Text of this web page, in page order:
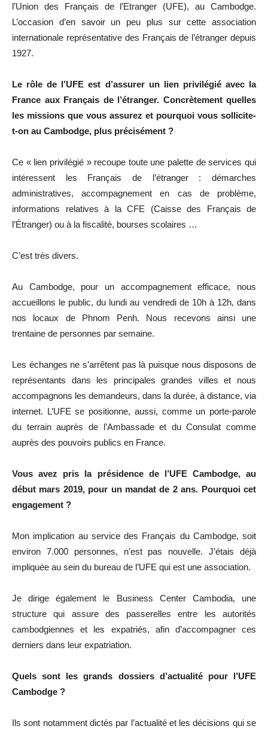
l’Union des Français de l’Etranger (UFE), au Cambodge.
L’occasion d’en savoir un peu plus sur cette association
internationale représentative des Français de l’étranger depuis
1927.
Le rôle de l’UFE est d’assurer un lien privilégié avec la
France aux Français de l’étranger. Concrètement quelles
les missions que vous assurez et pourquoi vous sollicite-
t-on au Cambodge, plus précisément ?
Ce « lien privilégié » recoupe toute une palette de services qui
intéressent les Français de l’étranger : démarches
administratives, accompagnement en cas de problème,
informations relatives à la CFE (Caisse des Français de
l’Étranger) ou à la fiscalité, bourses scolaires …
C’est très divers.
Au Cambodge, pour un accompagnement efficace, nous
accueillons le public, du lundi au vendredi de 10h à 12h, dans
nos locaux de Phnom Penh. Nous recevons ainsi une
trentaine de personnes par semaine.
Les échanges ne s’arrêtent pas là puisque nous disposons de
représentants dans les principales grandes villes et nous
accompagnons les demandeurs, dans la durée, à distance, via
internet. L’UFE se positionne, aussi, comme un porte-parole
du terrain auprès de l’Ambassade et du Consulat comme
auprès des pouvoirs publics en France.
Vous avez pris la présidence de l’UFE Cambodge, au
début mars 2019, pour un mandat de 2 ans. Pourquoi cet
engagement ?
Mon implication au service des Français du Cambodge, soit
environ 7.000 personnes, n’est pas nouvelle. J’étais déjà
impliquée au sein du bureau de l’UFE qui est une association.
Je dirige également le Business Center Cambodia, une
structure qui assure des passerelles entre les autorités
cambodgiennes et les expatriés, afin d’accompagner ces
derniers dans leur expatriation.
Quels sont les grands dossiers d’actualité pour l’UFE
Cambodge ?
Ils sont notamment dictés par l’actualité et les décisions qui se